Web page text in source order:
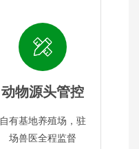
动物源头管控
自有基地养殖场，驻
场兽医全程监督